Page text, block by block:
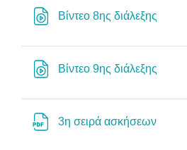
Βίντεο 8ης διάλεξης
Βίντεο 9ης διάλεξης
3η σειρά ασκήσεων